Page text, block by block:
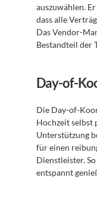
auszuwählen.
dass alle
Das Vendor-
Bestandteil der
Day-of-
Die Day-of-
Hochzeit selbst
Unterstützung
für einen
Dienstleister.
entspannt